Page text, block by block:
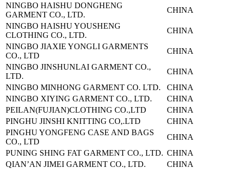
NINGBO HAISHU DONGHENG
GARMENT CO., LTD.
CHINA
NINGBO HAISHU YOUSHENG
CLOTHING CO., LTD.
CHINA
NINGBO JIAXIE YONGLI GARMENTS
CO., LTD
CHINA
NINGBO JINSHUNLAI GARMENT CO.,
LTD.
CHINA
NINGBO MINHONG GARMENT CO. LTD.
CHINA
NINGBO XIYING GARMENT CO., LTD.
CHINA
PEILAN(FUJIAN)CLOTHING CO.,LTD
CHINA
PINGHU JINSHI KNITTING CO,.LTD
CHINA
PINGHU YONGFENG CASE AND BAGS
CO., LTD
CHINA
PUNING SHING FAT GARMENT CO., LTD. CHINA
QIAN’AN JIMEI GARMENT CO., LTD.
CHINA